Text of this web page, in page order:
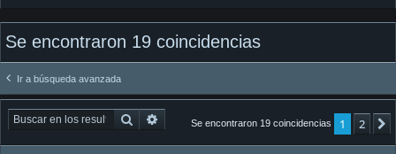
Se encontraron 19 coincidencias
Ir a búsqueda avanzada
Buscar Búsqueda avanzada
Se encontraron 19 coincidencias 1 2